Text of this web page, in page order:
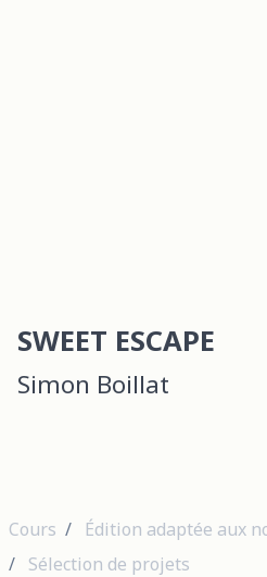
SWEET ESCAPE
Simon Boillat
Cours
Édition adaptée aux
Sélection de projets